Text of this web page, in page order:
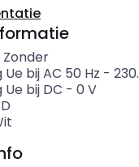
Zonder
bij AC 50 Hz -
bij DC - 0 V